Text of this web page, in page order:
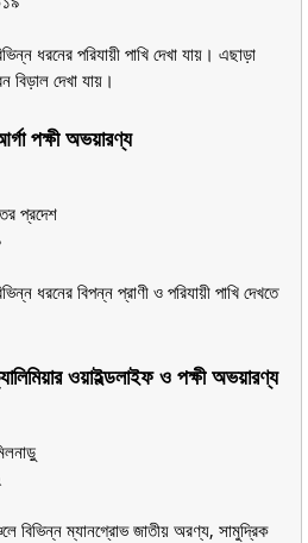
ধরনের পরিযায়ী পাখি দেখা যায়। এছাড়া
বিড়াল দেখা যায়।
পক্ষী অভয়ারণ্য
প্রদেশ
ধরনের বিপন্ন প্রাণী ও পরিযায়ী পাখি দেখতে
ওয়াইল্ডলাইফ ও পক্ষী অভয়ারণ্য
বিভিন্ন ম্যানগ্রোভ জাতীয় অরণ্য, সামুদ্রিক